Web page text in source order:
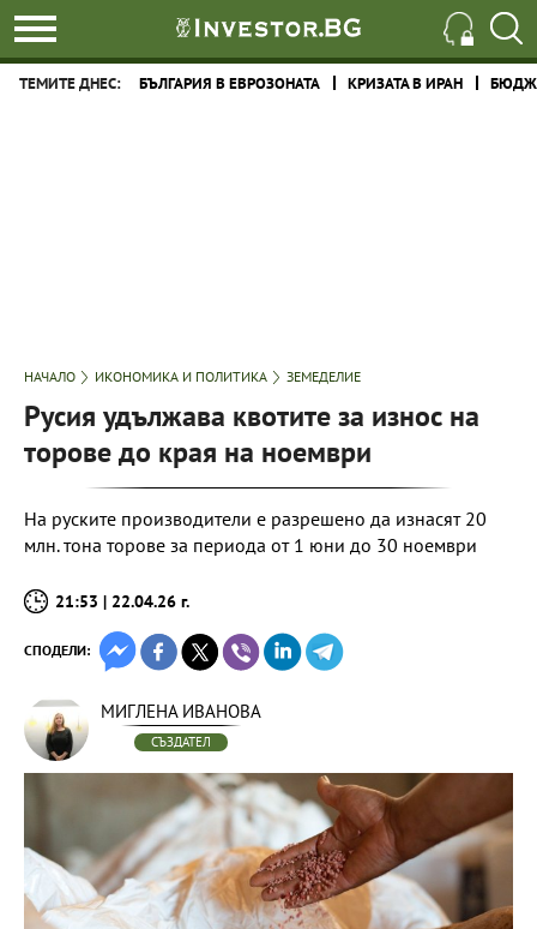
ТЕМИТЕ ДНЕС: БЪЛГАРИЯ В ЕВРОЗОНАТА КРИЗАТА В ИРАН
НАЧАЛО ИКОНОМИКА И ПОЛИТИКА ЗЕМЕДЕЛИЕ
Русия удължава квотите за износ на
торове до края на ноември
На руските производители е разрешено да изнасят 20
млн. тона торове за периода от 1 юни до 30 ноември
21:53 | 22.04.26 г.
СПОДЕЛИ:
МИГЛЕНА ИВАНОВА
СЪЗДАТЕЛ